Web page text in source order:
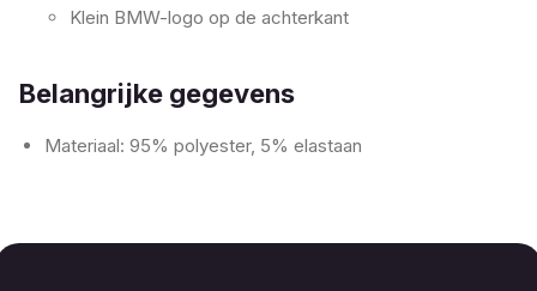
Klein BMW-logo op de achterkant
Belangrijke gegevens
Materiaal: 95% polyester, 5% elastaan